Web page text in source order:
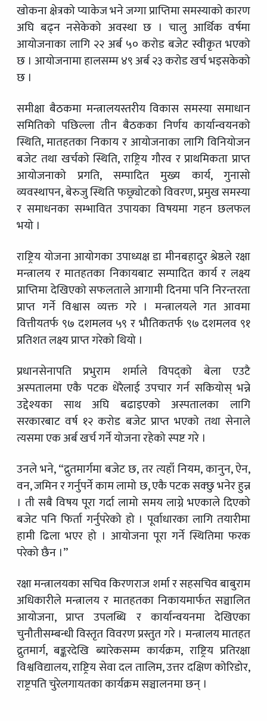
खोकना क्षेत्रको प्याकेज भने जग्गा प्राप्तिमा समस्याको कारण
अघि बढ्न नसेकेको अवस्था छ । चालु आर्थिक वर्षमा
आयोजनाका लागि २२ अर्ब ५० करोड बजेट स्वीकृत भएको
छ । आयोजनामा हालसम्म ४९ अर्ब २३ करोड खर्च भइसकेको
छ ।
समीक्षा बैठकमा मन्त्रालयस्तरीय विकास समस्या समाधान
समितिको पछिल्ला तीन बैठकका निर्णय कार्यान्वयनको
स्थिति, मातहतका निकाय र आयोजनाका लागि विनियोजन
बजेट तथा खर्चको स्थिति, राष्ट्रिय गौरव र प्राथमिकता प्राप्त
आयोजनाको प्रगति, सम्पादित मुख्य कार्य, गुनासो
व्यवस्थापन, बेरुजु स्थिति फछ्र्योटको विवरण, प्रमुख समस्या
र समाधनका सम्भावित उपायका विषयमा गहन छलफल
भयो ।
राष्ट्रिय योजना आयोगका उपाध्यक्ष डा मीनबहादुर श्रेष्ठले रक्षा
मन्त्रालय र मातहतका निकायबाट सम्पादित कार्य र लक्ष्य
प्राप्तिमा देखिएको सफलताले आगामी दिनमा पनि निरन्तरता
प्राप्त गर्ने विश्वास व्यक्त गरे । मन्त्रालयले गत आवमा
वित्तीयतर्फ ९७ दशमलव ५९ र भौतिकतर्फ ९७ दशमलव ९१
प्रतिशत लक्ष्य प्राप्त गरेको थियो ।
प्रधानसेनापति प्रभुराम शर्माले विपद्को बेला एउटै
अस्पतालमा एकै पटक धेरैलाई उपचार गर्न सकियोस् भन्ने
उद्देश्यका साथ अघि बढाइएको अस्पतालका लागि
सरकारबाट वर्ष १२ करोड बजेट प्राप्त भएको तथा सेनाले
त्यसमा एक अर्ब खर्च गर्ने योजना रहेको स्पष्ट गरे ।
उनले भने, “द्रुतमार्गमा बजेट छ, तर त्यहाँ नियम, कानुन, ऐन,
वन, जमिन र गर्नुपर्ने काम लामो छ, एकै पटक सक्छु भनेर हुन्न
। ती सबै विषय पूरा गर्दा लामो समय लाग्ने भएकाले दिएको
बजेट पनि फिर्ता गर्नुपरेको हो । पूर्वाधारका लागि तयारीमा
हामी ढिला भएर हो । आयोजना पूरा गर्ने स्थितिमा फरक
परेको छैन ।”
रक्षा मन्त्रालयका सचिव किरणराज शर्मा र सहसचिव बाबुराम
अधिकारीले मन्त्रालय र मातहतका निकायमार्फत सञ्चालित
आयोजना, प्राप्त उपलब्धि र कार्यान्वयनमा देखिएका
चुनौतीसम्बन्धी विस्तृत विवरण प्रस्तुत गरे । मन्त्रालय मातहत
द्रुतमार्ग, बङ्करदेखि ब्यारेकसम्म कार्यक्रम, राष्ट्रिय प्रतिरक्षा
विश्वविद्यालय, राष्ट्रिय सेवा दल तालिम, उत्तर दक्षिण कोरिडोर,
राष्ट्रपति चुरेलगायतका कार्यक्रम सञ्चालनमा छन् ।